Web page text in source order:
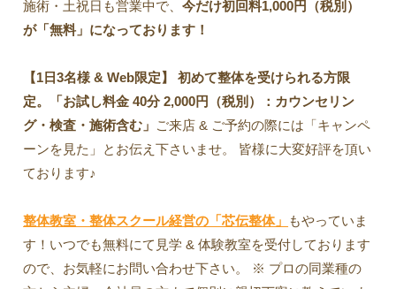
施術・土祝日も営業中で、今だけ初回料1,000円（税別）
が「無料」になっております！
【1日3名様 & Web限定】 初めて整体を受けられる方限
定。「お試し料金 40分 2,000円（税別）：カウンセリン
グ・検査・施術含む」 ご来店 & ご予約の際には「キャンペ
ーンを見た」とお伝え下さいませ。 皆様に大変好評を頂い
ております♪
整体教室・整体スクール経営の「芯伝整体」
もやっていま
す！いつでも無料にて見学 & 体験教室を受付しております
ので、お気軽にお問い合わせ下さい。 ※ プロの同業種の